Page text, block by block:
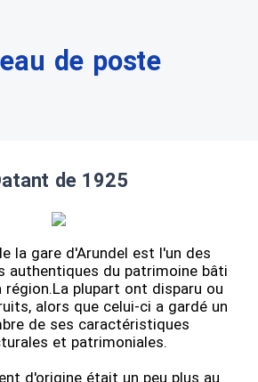
de poste
de 1925
la gare d'Arundel est l'un des
authentiques du patrimoine bâti
région.La plupart ont disparu ou
alors que celui-ci a gardé un
de ses caractéristiques
et patrimoniales.
d'origine était un peu plus au